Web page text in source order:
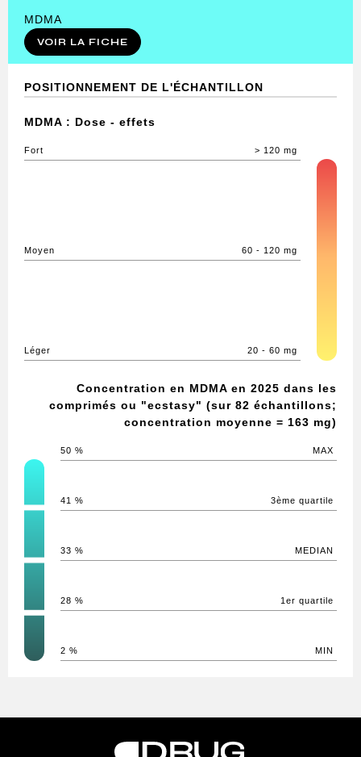
MDMA
VOIR LA FICHE
POSITIONNEMENT DE L'ÉCHANTILLON
MDMA : Dose - effets
Fort > 120 mg
Moyen 60 - 120 mg
Léger 20 - 60 mg
Concentration en MDMA en 2025 dans les
comprimés ou "ecstasy" (sur 82 échantillons;
concentration moyenne = 163 mg)
MAX
50 %
3ème quartile
41 %
MEDIAN
33 %
1er quartile
28 %
MIN
2 %